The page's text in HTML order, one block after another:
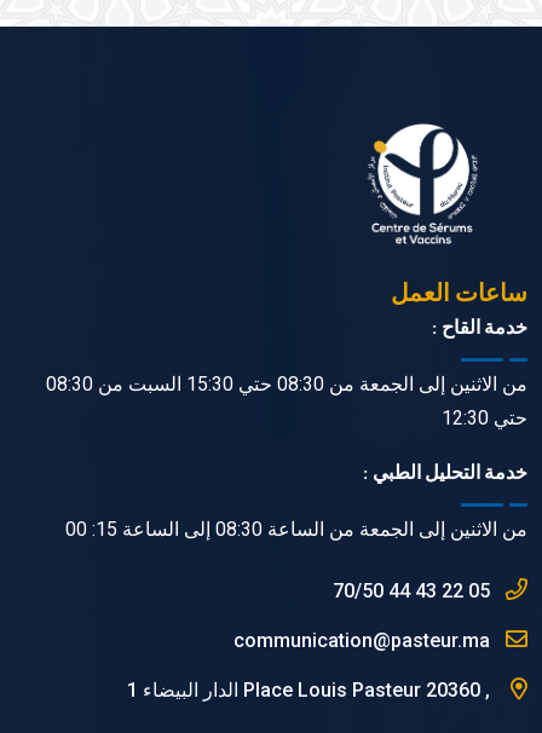
ساعات العمل
خدمة القاح :
من الاثنين إلى الجمعة من 08:30 حتي 15:30 السبت من 08:30
حتي 12:30
خدمة التحليل الطبي :
من الاثنين إلى الجمعة من الساعة 08:30 إلى الساعة 15: 00
, Place Louis Pasteur 20360 الدار البيضاء 1